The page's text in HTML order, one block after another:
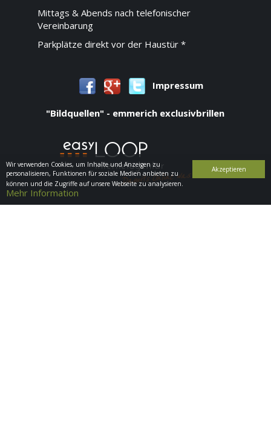
Akzeptieren
Wir verwenden Cookies, um Inhalte und Anzeigen zu
personalisieren, Funktionen für soziale Medien anbieten zu
können und die Zugriffe auf unsere Webseite zu analysieren.
Mehr Information
Mittags & Abends nach telefonischer
Vereinbarung
Parkplätze direkt vor der Haustür *
Impressum
"Bildquellen" - emmerich exclusivbrillen